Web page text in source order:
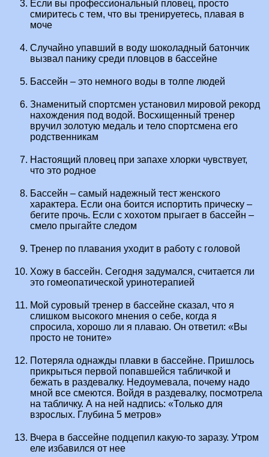
Если вы профессиональный пловец, просто
смиритесь с тем, что вы тренируетесь, плавая в
моче
Случайно упавший в воду шоколадный батончик
вызвал панику среди пловцов в бассейне
Бассейн – это немного воды в толпе людей
Знаменитый спортсмен установил мировой рекорд
нахождения под водой. Восхищенный тренер
вручил золотую медаль и тело спортсмена его
родственникам
Настоящий пловец при запахе хлорки чувствует,
что это родное
Бассейн – самый надежный тест женского
характера. Если она боится испортить прическу –
бегите прочь. Если с хохотом прыгает в бассейн –
смело прыгайте следом
Тренер по плавания уходит в работу с головой
Хожу в бассейн. Сегодня задумался, считается ли
это гомеопатической уринотерапией
Мой суровый тренер в бассейне сказал, что я
слишком высокого мнения о себе, когда я
спросила, хорошо ли я плаваю. Он ответил: «Вы
просто не тоните»
Потеряла однажды плавки в бассейне. Пришлось
прикрыться первой попавшейся табличкой и
бежать в раздевалку. Недоумевала, почему надо
мной все смеются. Войдя в раздевалку, посмотрела
на табличку. А на ней надпись: «Только для
взрослых. Глубина 5 метров»
Вчера в бассейне подцепил какую-то заразу. Утром
еле избавился от нее